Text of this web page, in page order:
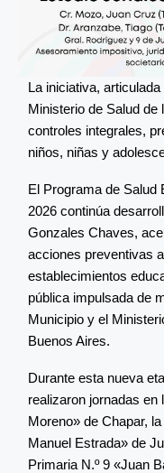
La iniciativa,
Ministerio de Salud
controles integrales,
niños, niñas y
El Programa de Salud
2026 continúa
Gonzales Chaves,
acciones preventivas
establecimientos
pública impulsada de
Municipio y el
Buenos Aires.
Durante esta nueva
realizaron jornadas en
Moreno» de Chapar,
Manuel Estrada» de
Primaria N.º 9 «Juan